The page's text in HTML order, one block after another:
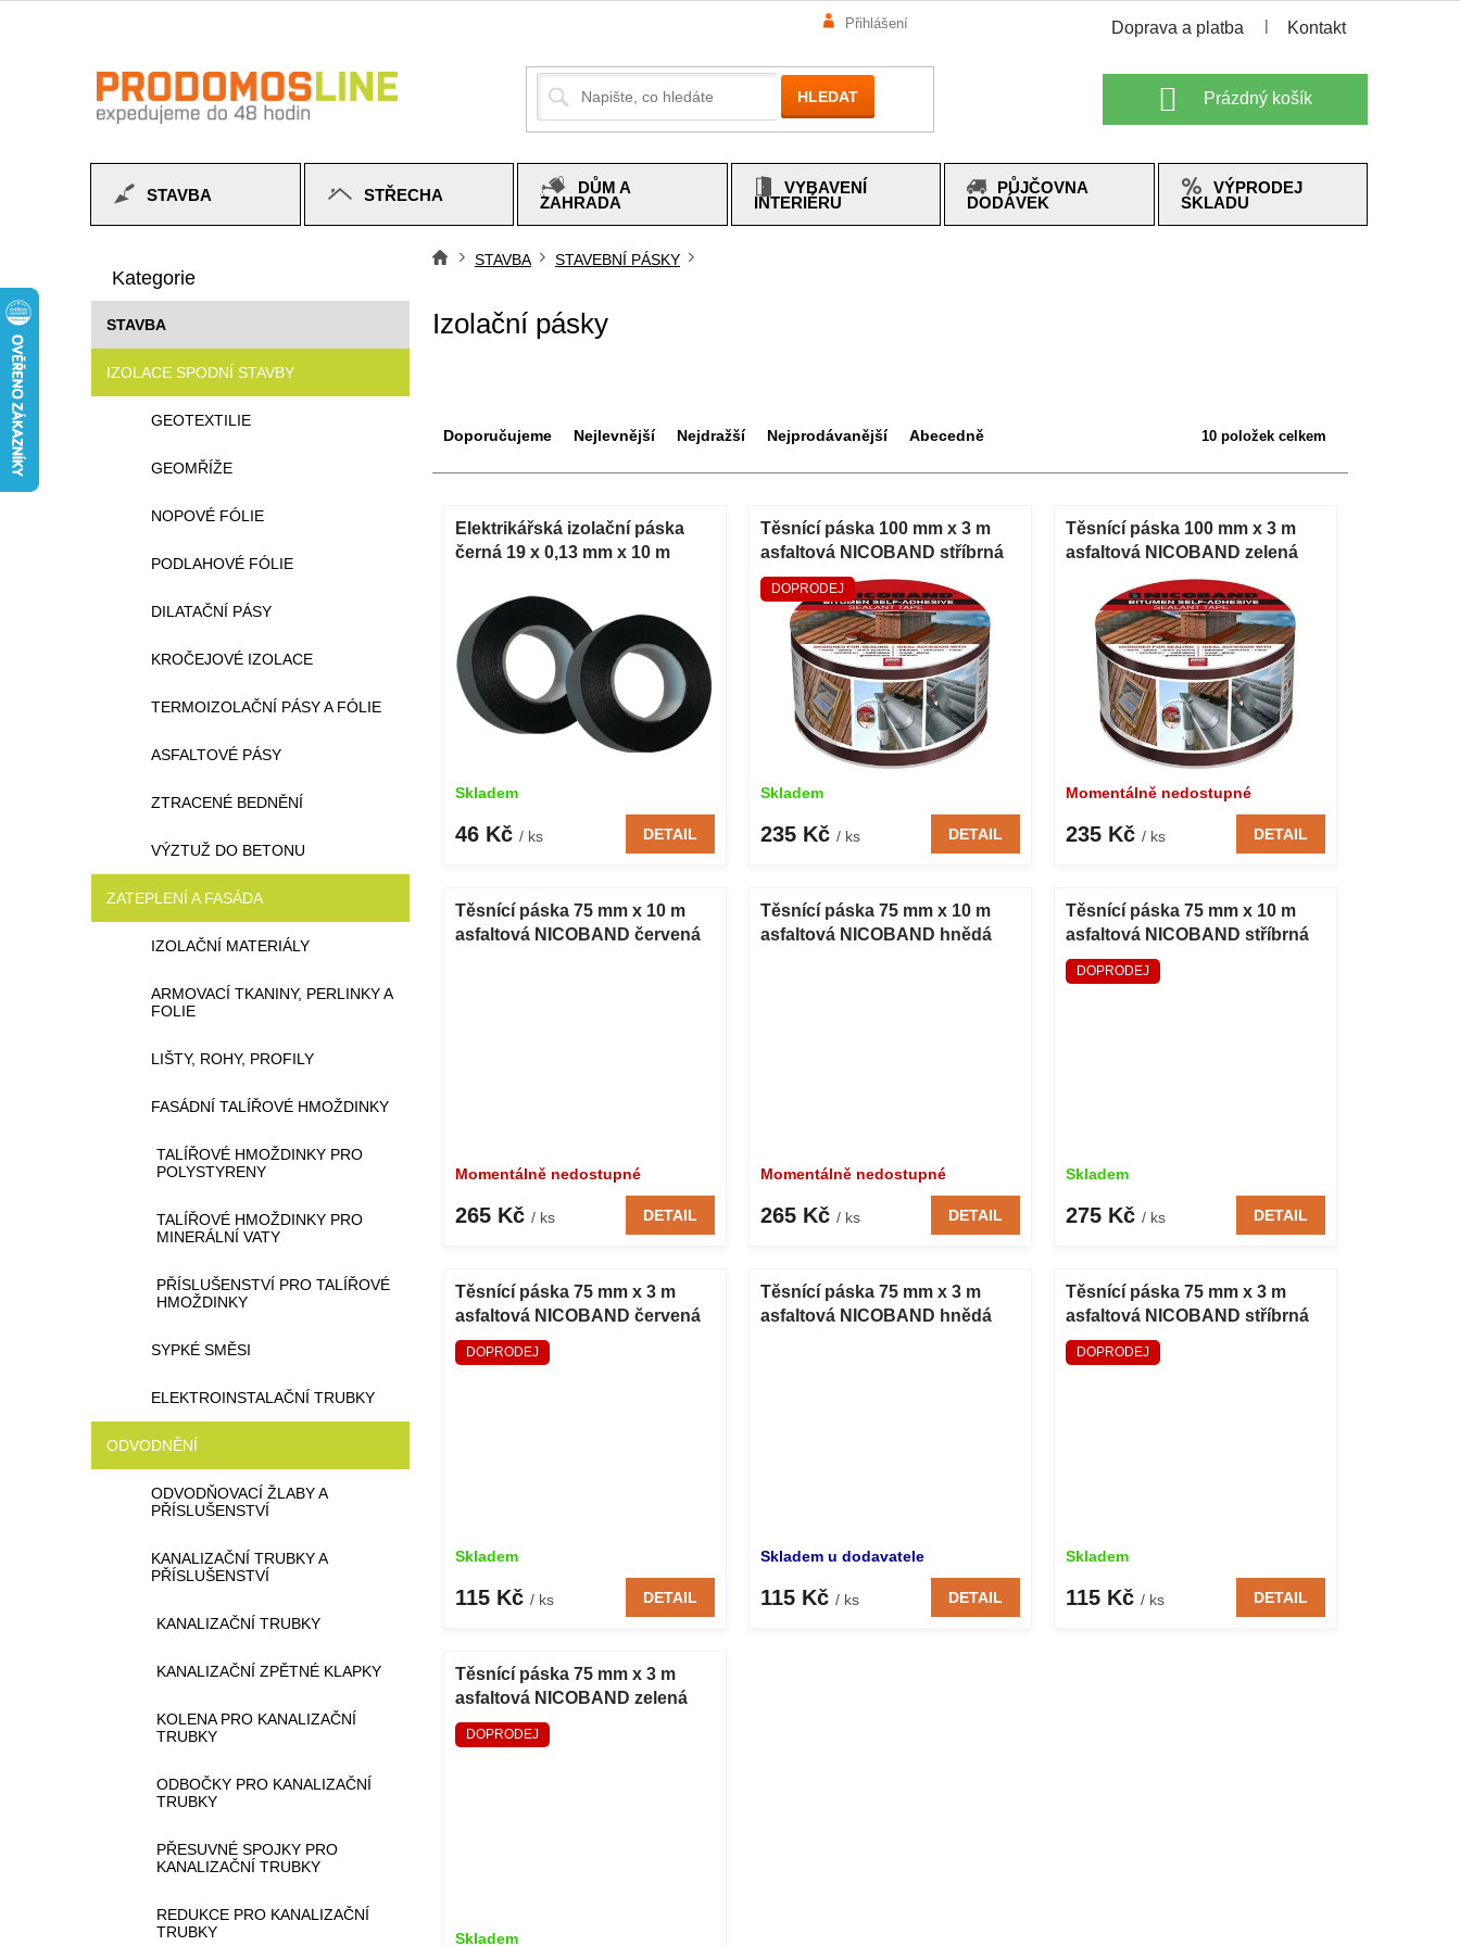
Doprava a platba Kontakt
Přihlášení
HLEDAT
Nákupní
košík
Prázdný košík
STAVBA STŘECHA
DŮM A
ZAHRADA
VYBAVENÍ
INTERIÉRU
PŮJČOVNA
DODÁVEK
VÝPRODEJ
SKLADU
t
a
n
kategorie
Kategorie
STAVBA
IZOLACE SPODNÍ STAVBY
GEOTEXTILIE
GEOMŘÍŽE
NOPOVÉ FÓLIE
PODLAHOVÉ FÓLIE
DILATAČNÍ PÁSY
KROČEJOVÉ IZOLACE
TERMOIZOLAČNÍ PÁSY A FÓLIE
ASFALTOVÉ PÁSY
ZTRACENÉ BEDNĚNÍ
VÝZTUŽ DO BETONU
ZATEPLENÍ A FASÁDA
IZOLAČNÍ MATERIÁLY
ARMOVACÍ TKANINY, PERLINKY A
FOLIE
LIŠTY, ROHY, PROFILY
FASÁDNÍ TALÍŘOVÉ HMOŽDINKY
TALÍŘOVÉ HMOŽDINKY PRO
POLYSTYRENY
TALÍŘOVÉ HMOŽDINKY PRO
MINERÁLNÍ VATY
PŘÍSLUŠENSTVÍ PRO TALÍŘOVÉ
HMOŽDINKY
SYPKÉ SMĚSI
ELEKTROINSTALAČNÍ TRUBKY
ODVODNĚNÍ
ODVODŇOVACÍ ŽLABY A
PŘÍSLUŠENSTVÍ
KANALIZAČNÍ TRUBKY A
PŘÍSLUŠENSTVÍ
KANALIZAČNÍ TRUBKY
KANALIZAČNÍ ZPĚTNÉ KLAPKY
KOLENA PRO KANALIZAČNÍ
TRUBKY
ODBOČKY PRO KANALIZAČNÍ
TRUBKY
PŘESUVNÉ SPOJKY PRO
KANALIZAČNÍ TRUBKY
REDUKCE PRO KANALIZAČNÍ
TRUBKY
STAVBA STAVEBNÍ PÁSKY
Izolační pásky
e
Doporučujeme Nejlevnější Nejdražší Nejprodávanější Abecedně 10 položek celkem
Elektrikářská izolační páska
černá 19 x 0,13 mm x 10 m
Skladem
46 Kč / ks DETAIL
Těsnící páska 100 mm x 3 m
asfaltová NICOBAND stříbrná
DOPRODEJ
Skladem
235 Kč / ks DETAIL
Těsnící páska 100 mm x 3 m
asfaltová NICOBAND zelená
Momentálně nedostupné
235 Kč / ks DETAIL
Těsnící páska 75 mm x 10 m
asfaltová NICOBAND červená
Momentálně nedostupné
265 Kč / ks DETAIL
Těsnící páska 75 mm x 10 m
asfaltová NICOBAND hnědá
Momentálně nedostupné
265 Kč / ks DETAIL
Těsnící páska 75 mm x 10 m
asfaltová NICOBAND stříbrná
DOPRODEJ
Skladem
275 Kč / ks DETAIL
Těsnící páska 75 mm x 3 m
asfaltová NICOBAND červená
DOPRODEJ
Skladem
115 Kč / ks DETAIL
Těsnící páska 75 mm x 3 m
asfaltová NICOBAND hnědá
Skladem u dodavatele
115 Kč / ks DETAIL
Těsnící páska 75 mm x 3 m
asfaltová NICOBAND stříbrná
DOPRODEJ
Skladem
115 Kč / ks DETAIL
Těsnící páska 75 mm x 3 m
asfaltová NICOBAND zelená
DOPRODEJ
Skladem